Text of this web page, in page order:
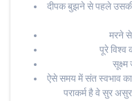
दीपक बुझने से पहले
मरने
पूरे
ऐसे समय में संत स्वभाव का
पराकर्म है वे सुर